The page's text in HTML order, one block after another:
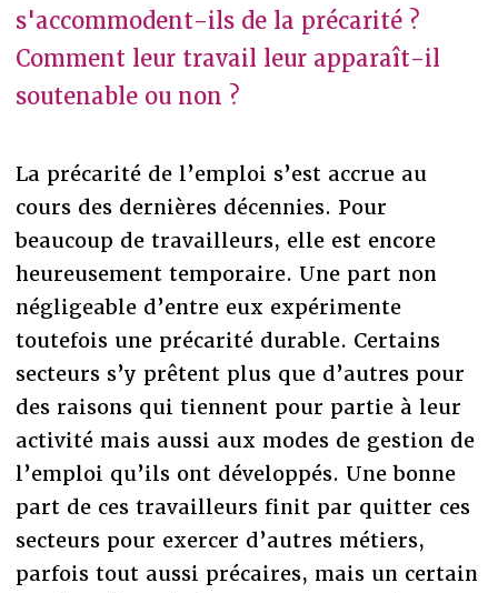
s'accommodent-ils de la précarité ?
Comment leur travail leur apparaît-il
soutenable ou non ?
La précarité de l’emploi s’est accrue au
cours des dernières décennies. Pour
beaucoup de travailleurs, elle est encore
heureusement temporaire. Une part non
négligeable d’entre eux expérimente
toutefois une précarité durable. Certains
secteurs s’y prêtent plus que d’autres pour
des raisons qui tiennent pour partie à leur
activité mais aussi aux modes de gestion de
l’emploi qu’ils ont développés. Une bonne
part de ces travailleurs finit par quitter ces
secteurs pour exercer d’autres métiers,
parfois tout aussi précaires, mais un certain